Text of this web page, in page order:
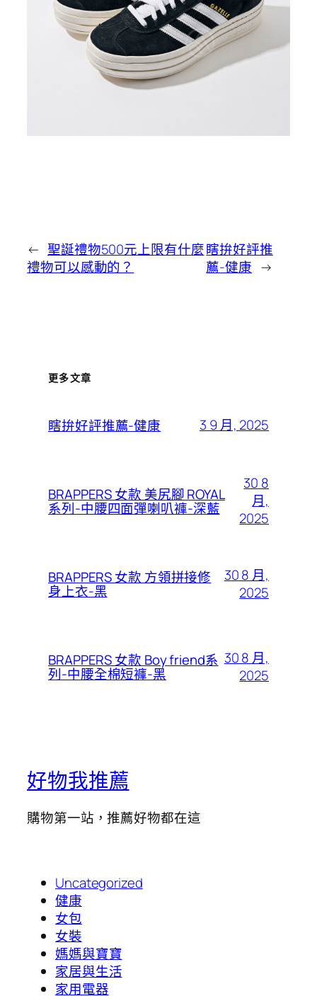
← 聖誕禮物500元上限有什麼
禮物可以感動的？
瞎拚好評推
薦-健康 →
更多文章
瞎拚好評推薦-健康 3 9 月, 2025
BRAPPERS 女款 美尻腳 ROYAL
系列-中腰四面彈喇叭褲-深藍
30 8
月,
2025
BRAPPERS 女款 方領拼接修
身上衣-黑
30 8 月,
2025
BRAPPERS 女款 Boy friend系
列-中腰全棉短褲-黑
30 8 月,
2025
好物我推薦
購物第一站，推薦好物都在這
Uncategorized
健康
女包
女裝
媽媽與寶寶
家居與生活
家用電器